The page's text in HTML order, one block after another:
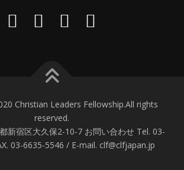
Christian Leaders Fellowship.All rights
reserved.
新宿区大久保2-10-7 お問い合わせ Tel. 03-
03-6635-5546 / E-mail. clf@clfjapan.jp